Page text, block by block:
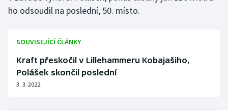
Olympijské hry
Plavání
Plážový volejbal
ho odsoudil na poslední, 50. místo.
SOUVISEJÍCÍ ČLÁNKY
Kraft přeskočil v Lillehammeru Kobajašiho,
Polášek skončil poslední
3. 3. 2022